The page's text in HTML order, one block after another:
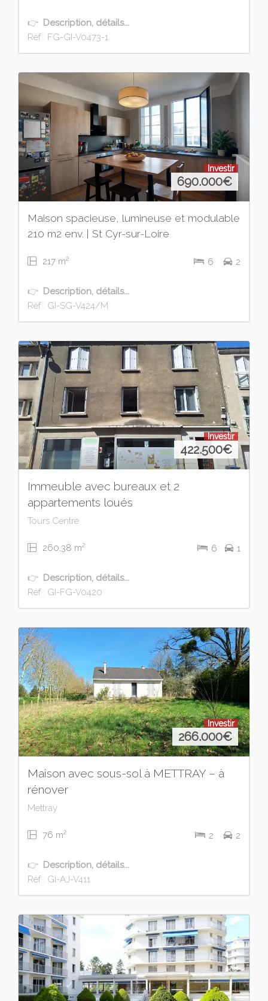
👉 Description, détails...
Réf : FG-GI-V0473-1
Investir
690.000€
Maison spacieuse, lumineuse et modulable
210 m2 env. | St Cyr-sur-Loire
217 m2 6 2
👉 Description, détails...
Réf : GI-SG-V424/M
Investir
422.500€
Immeuble avec bureaux et 2
appartements loués
Tours Centre
260,38 m2 6 1
👉 Description, détails...
Réf : GI-FG-V0420
Investir
266.000€
Maison avec sous-sol à METTRAY – à
rénover
Mettray
76 m2 2 2
👉 Description, détails...
Réf : GI-AJ-V411